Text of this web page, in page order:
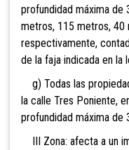
profundidad máxima de
metros, 115 metros,
respectivamente,
de la faja indicada en la
g) Todas las
la calle Tres Poniente,
profundidad máxima de
III Zona: afecta a un